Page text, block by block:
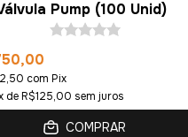
Pump (100 Unid)
com Pix
deR$125,00 sem juros
COMPRAR